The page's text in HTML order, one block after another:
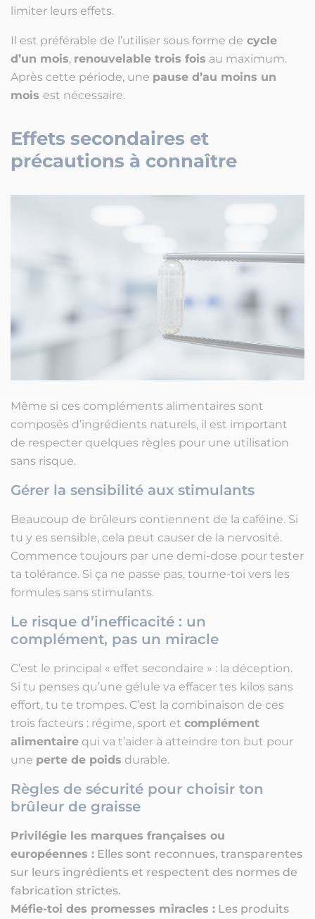
limiter leurs effets.
Il est préférable de l’utiliser sous forme de cycle
d’un mois, renouvelable trois fois au maximum.
Après cette période, une pause d’au moins un
mois est nécessaire.
Effets secondaires et
précautions à connaître
Même si ces compléments alimentaires sont
composés d’ingrédients naturels, il est important
de respecter quelques règles pour une utilisation
sans risque.
Gérer la sensibilité aux stimulants
Beaucoup de brûleurs contiennent de la caféine. Si
tu y es sensible, cela peut causer de la nervosité.
Commence toujours par une demi-dose pour tester
ta tolérance. Si ça ne passe pas, tourne-toi vers les
formules sans stimulants.
Le risque d’inefficacité : un
complément, pas un miracle
C’est le principal « effet secondaire » : la déception.
Si tu penses qu’une gélule va effacer tes kilos sans
effort, tu te trompes. C’est la combinaison de ces
trois facteurs : régime, sport et complément
alimentaire qui va t’aider à atteindre ton but pour
une perte de poids durable.
Règles de sécurité pour choisir ton
brûleur de graisse
Privilégie les marques françaises ou
européennes : Elles sont reconnues, transparentes
sur leurs ingrédients et respectent des normes de
fabrication strictes.
Méfie-toi des promesses miracles : Les produits